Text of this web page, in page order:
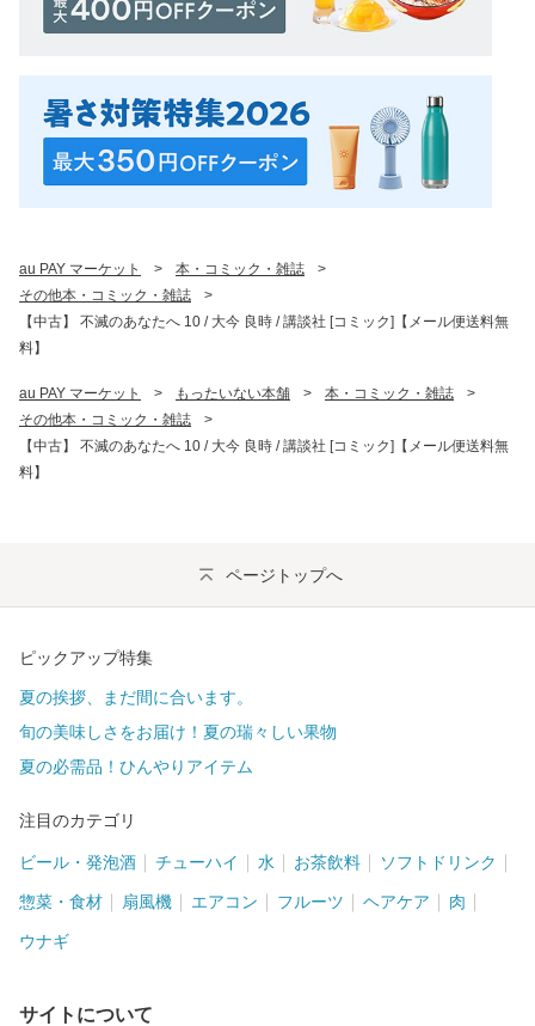
au PAY マーケット > 本・コミック・雑誌
>
その他本・コミック・雑誌
>
【中古】 不滅のあなたへ 10 / 大今 良時 / 講談社 [コミック]【メール便送料無
料】
au PAY マーケット > もったいない本舗 > 本・コミック・雑誌
>
その他本・コミック・雑誌
>
【中古】 不滅のあなたへ 10 / 大今 良時 / 講談社 [コミック]【メール便送料無
料】
ページトップへ
ピックアップ特集
夏の挨拶、まだ間に合います。
旬の美味しさをお届け！夏の瑞々しい果物
夏の必需品！ひんやりアイテム
注目のカテゴリ
ビール・発泡酒 チューハイ 水 お茶飲料 ソフトドリンク
惣菜・食材 扇風機 エアコン フルーツ ヘアケア 肉
ウナギ
サイトについて